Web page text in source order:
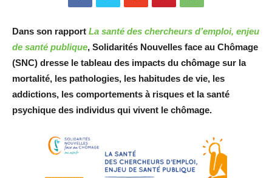
Dans son rapport La santé des chercheurs d’emploi, enjeu
de santé publique, Solidarités Nouvelles face au Chômage
(SNC) dresse le tableau des impacts du chômage sur la
mortalité, les pathologies, les habitudes de vie, les
addictions, les comportements à risques et la santé
psychique des individus qui vivent le chômage.